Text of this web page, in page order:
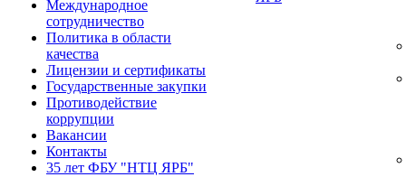
Международное
сотрудничество
Политика в области
качества
Лицензии и сертификаты
Государственные закупки
Противодействие
коррупции
Вакансии
Контакты
35 лет ФБУ "НТЦ ЯРБ"